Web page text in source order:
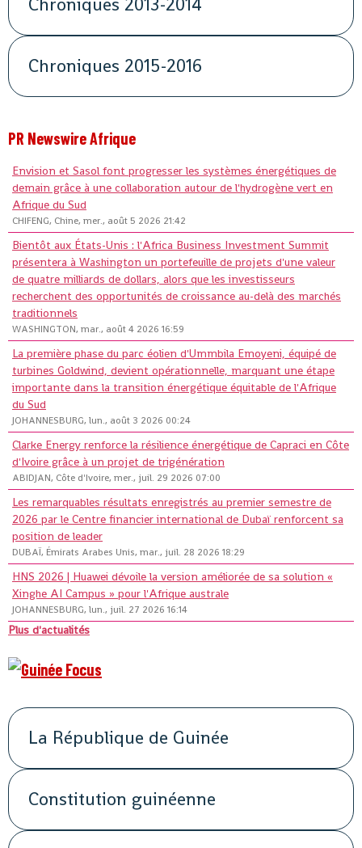
Chroniques 2013-2014
Chroniques 2015-2016
PR Newswire Afrique
Envision et Sasol font progresser les systèmes énergétiques de
demain grâce à une collaboration autour de l'hydrogène vert en
Afrique du Sud
CHIFENG, Chine, mer., août 5 2026 21:42
Bientôt aux États-Unis : l'Africa Business Investment Summit
présentera à Washington un portefeuille de projets d'une valeur
de quatre milliards de dollars, alors que les investisseurs
recherchent des opportunités de croissance au-delà des marchés
traditionnels
WASHINGTON, mar., août 4 2026 16:59
La première phase du parc éolien d'Ummbila Emoyeni, équipé de
turbines Goldwind, devient opérationnelle, marquant une étape
importante dans la transition énergétique équitable de l'Afrique
du Sud
JOHANNESBURG, lun., août 3 2026 00:24
Clarke Energy renforce la résilience énergétique de Capraci en Côte
d'Ivoire grâce à un projet de trigénération
ABIDJAN, Côte d'Ivoire, mer., juil. 29 2026 07:00
Les remarquables résultats enregistrés au premier semestre de
2026 par le Centre financier international de Dubaï renforcent sa
position de leader
DUBAÏ, Émirats Arabes Unis, mar., juil. 28 2026 18:29
HNS 2026 | Huawei dévoile la version améliorée de sa solution «
Xinghe AI Campus » pour l'Afrique australe
JOHANNESBURG, lun., juil. 27 2026 16:14
Plus d'actualités
La République de Guinée
Constitution guinéenne